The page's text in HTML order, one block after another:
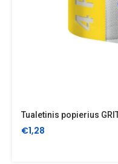
Tualetinis popierius
€1,28